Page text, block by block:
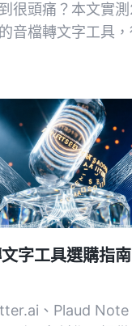
很頭痛？本文實
音檔轉文字工具
字工具選購指
、Plaud